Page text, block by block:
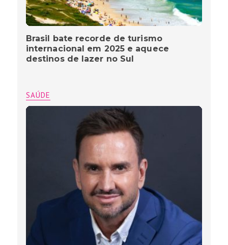
Brasil bate recorde de turismo
internacional em 2025 e aquece
destinos de lazer no Sul
SAÚDE